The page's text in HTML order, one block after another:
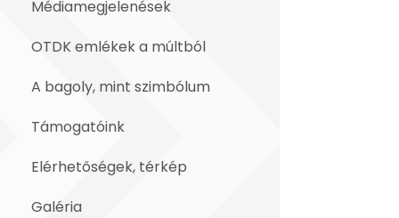
Médiamegjelenések
OTDK emlékek a múltból
A bagoly, mint szimbólum
Támogatóink
Elérhetőségek, térkép
Galéria